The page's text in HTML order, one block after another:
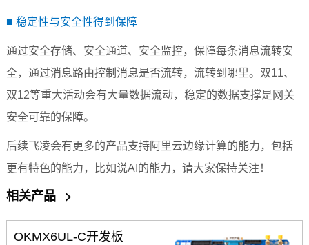
■ 稳定性与安全性得到保障
通过安全存储、安全通道、安全监控，保障每条消息流转安
全，通过消息路由控制消息是否流转，流转到哪里。双11、
双12等重大活动会有大量数据流动，稳定的数据支撑是网关
安全可靠的保障。
后续飞凌会有更多的产品支持阿里云边缘计算的能力，包括
更有特色的能力，比如说AI 的能力，请大家保持关注 ！
相关产品 >
OKMX6UL-C开发板